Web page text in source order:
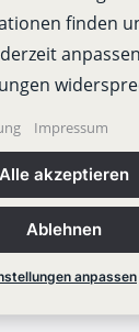
finden
Impressum
Alle akzeptieren
Ablehnen
anpassen
Stackfield Status
Copyright ©